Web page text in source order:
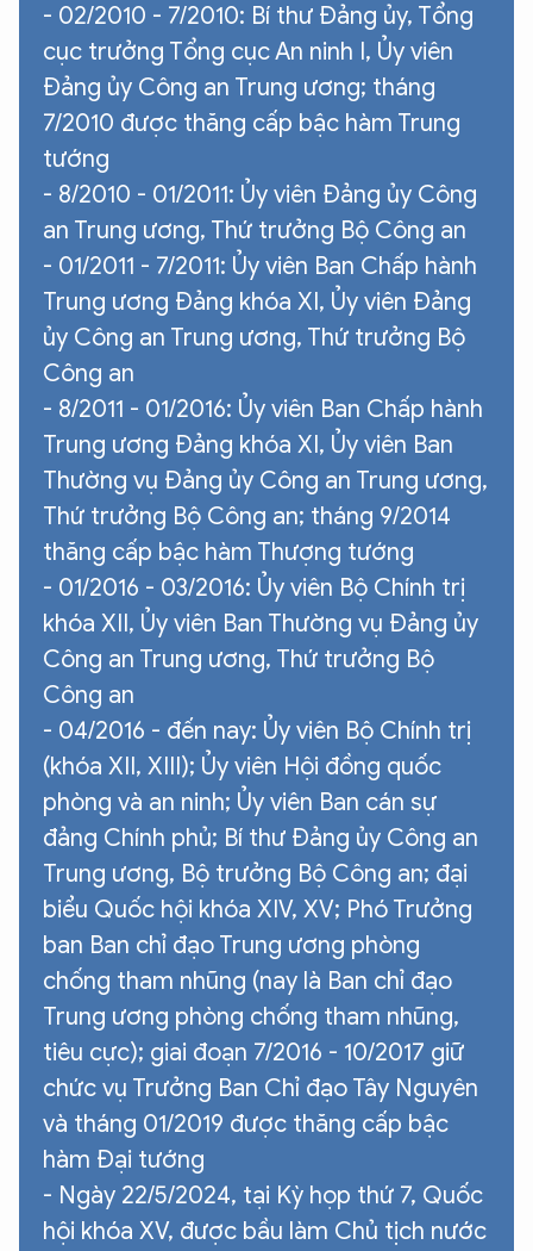
- 02/2010 - 7/2010: Bí thư Đảng ủy, Tổng
cục trưởng Tổng cục An ninh I, Ủy viên
Đảng ủy Công an Trung ương; tháng
7/2010 được thăng cấp bậc hàm Trung
tướng
- 8/2010 - 01/2011: Ủy viên Đảng ủy Công
an Trung ương, Thứ trưởng Bộ Công an
- 01/2011 - 7/2011: Ủy viên Ban Chấp hành
Trung ương Đảng khóa XI, Ủy viên Đảng
ủy Công an Trung ương, Thứ trưởng Bộ
Công an
- 8/2011 - 01/2016: Ủy viên Ban Chấp hành
Trung ương Đảng khóa XI, Ủy viên Ban
Thường vụ Đảng ủy Công an Trung ương,
Thứ trưởng Bộ Công an; tháng 9/2014
thăng cấp bậc hàm Thượng tướng
- 01/2016 - 03/2016: Ủy viên Bộ Chính trị
khóa XII, Ủy viên Ban Thường vụ Đảng ủy
Công an Trung ương, Thứ trưởng Bộ
Công an
- 04/2016 - đến nay: Ủy viên Bộ Chính trị
(khóa XII, XIII); Ủy viên Hội đồng quốc
phòng và an ninh; Ủy viên Ban cán sự
đảng Chính phủ; Bí thư Đảng ủy Công an
Trung ương, Bộ trưởng Bộ Công an; đại
biểu Quốc hội khóa XIV, XV; Phó Trưởng
ban Ban chỉ đạo Trung ương phòng
chống tham nhũng (nay là Ban chỉ đạo
Trung ương phòng chống tham nhũng,
tiêu cực); giai đoạn 7/2016 - 10/2017 giữ
chức vụ Trưởng Ban Chỉ đạo Tây Nguyên
và tháng 01/2019 được thăng cấp bậc
hàm Đại tướng
- Ngày 22/5/2024, tại Kỳ họp thứ 7, Quốc
hội khóa XV, được bầu làm Chủ tịch nước
XIN CHÀO,
TÔI LÀ CHATBOT CỦA
Hãy hỏi tôi bất kỳ điều gì bạn cần biết về
An Ninh Thủ Đô nhé. Tôi sẵn sàng hỗ trợ!